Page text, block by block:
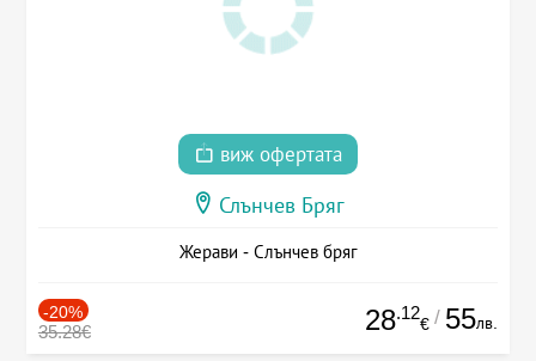
виж офертата
Слънчев Бряг
Жерави - Слънчев бряг
-20%
35.28€ 28.12
€ / 55лв.